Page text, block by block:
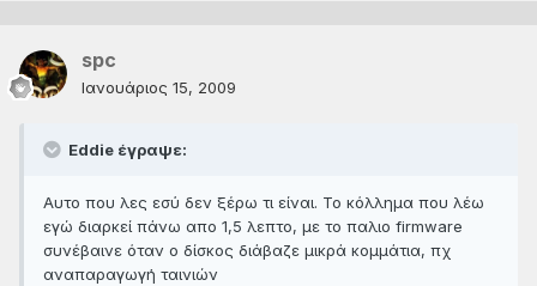
spc
Ιανουάριος 15, 2009
Eddie έγραψε:
Aυτο που λες εσύ δεν ξέρω τι είναι. Το κόλλημα που λέω
εγώ διαρκεί πάνω απο 1,5 λεπτο, με το παλιο firmware
συνέβαινε όταν ο δίσκος διάβαζε μικρά κομμάτια, πχ
αναπαραγωγή ταινιών